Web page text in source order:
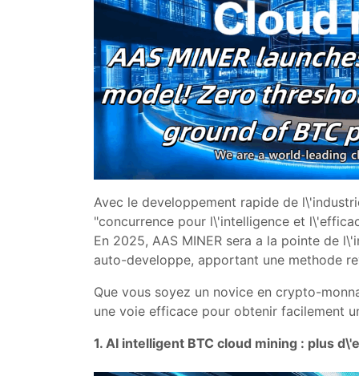
Avec le developpement rapide de
"concurrence pour l\'intelligence et
En 2025, AAS MINER sera a la pointe de
auto-developpe, apportant une methode
Que vous soyez un novice en crypto-
une voie efficace pour obtenir facilement
1. AI intelligent BTC cloud mining : plus